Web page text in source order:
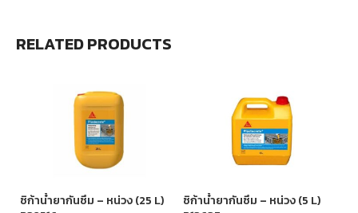
RELATED PRODUCTS
ซิก้าน้ำยากันซึม – หน่วง (25 L)
ซิก้าน้ำยากันซึม – หน่วง (5 L)